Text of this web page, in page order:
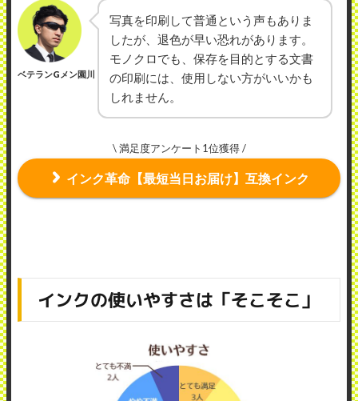
ベテランGメン園川
写真を印刷して普通という声もありま
したが、退色が早い恐れがあります。
モノクロでも、保存を目的とする文書
の印刷には、使用しない方がいいかも
しれません。
\ 満足度アンケート1位獲得 /
インク革命【最短当日お届け】互換インク
インクの使いやすさは「そこそこ」